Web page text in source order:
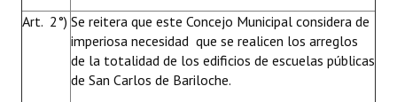
Art. 2°) Se reitera que este Concejo Municipal considera de
imperiosa necesidad que se realicen los arreglos
de la totalidad de los edificios de escuelas públicas
de San Carlos de Bariloche.